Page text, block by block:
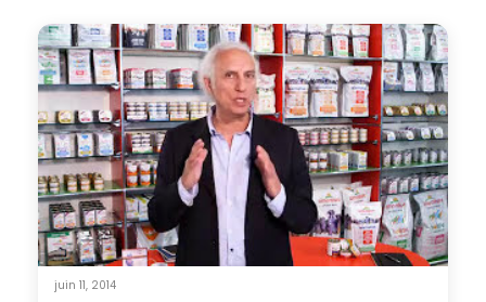
juin 11, 2014